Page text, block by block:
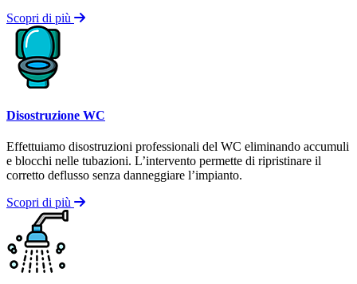
Scopri di più
Disostruzione WC
Effettuiamo disostruzioni professionali del WC eliminando accumuli
e blocchi nelle tubazioni. L’intervento permette di ripristinare il
corretto deflusso senza danneggiare l’impianto.
Scopri di più